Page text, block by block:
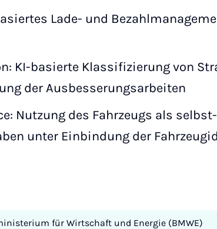
Lade- und
KI-basierte Klassifizierung von
der Ausbesserungsarbeiten
Nutzung des Fahrzeugs als
unter Einbindung der
für Wirtschaft und Energie (BMWE)